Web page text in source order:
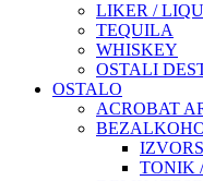
LIKER /
TEQUILA
WHISKEY
OSTALI
OSTALO
ACROBAT
TONIK